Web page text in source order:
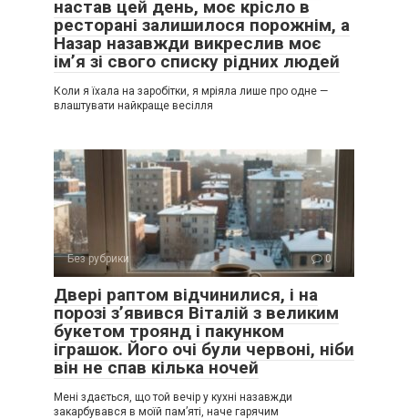
настав цей день, моє крісло в
ресторані залишилося порожнім, а
Назар назавжди викреслив моє
ім’я зі свого списку рідних людей
Коли я їхала на заробітки, я мріяла лише про одне —
влаштувати найкраще весілля
Без рубрики 0
Двері раптом відчинилися, і на
порозі з’явився Віталій з великим
букетом троянд і пакунком
іграшок. Його очі були червоні, ніби
він не спав кілька ночей
Мені здається, що той вечір у кухні назавжди
закарбувався в моїй пам’яті, наче гарячим